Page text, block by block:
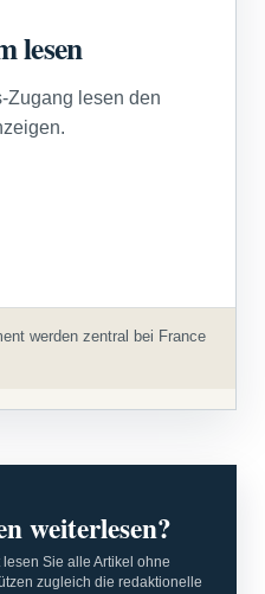
lesen
Zugang lesen den
werden zentral bei France
weiterlesen?
Sie alle Artikel ohne
zugleich die redaktionelle